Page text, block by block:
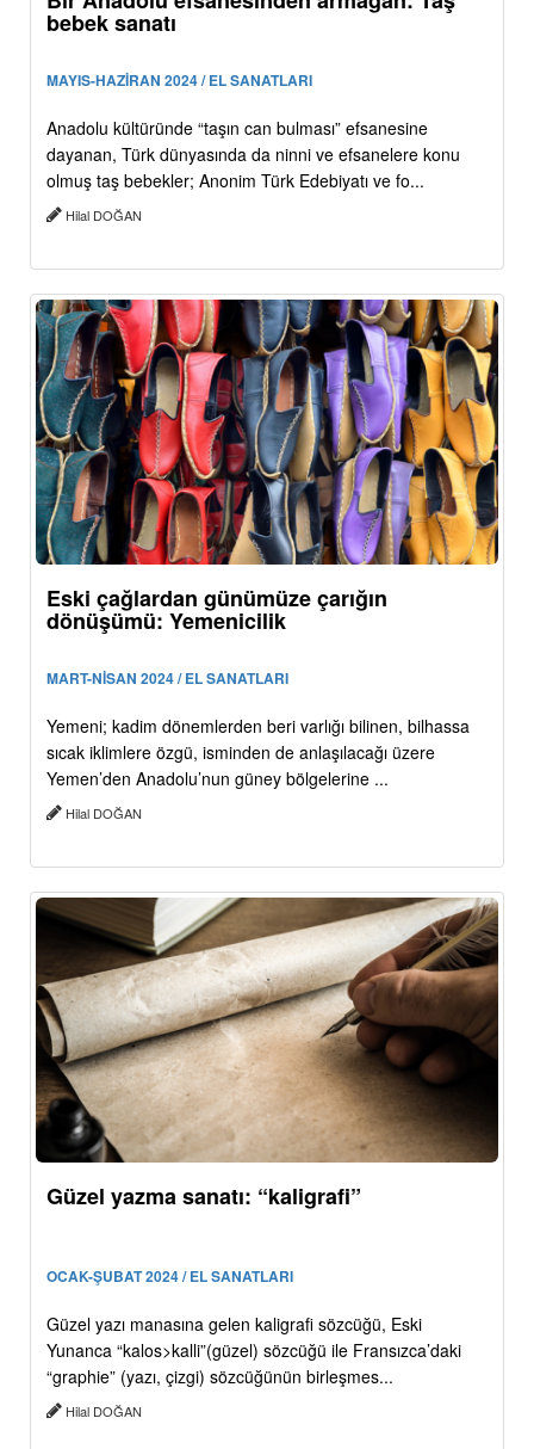
bebek sanatı
MAYIS-HAZİRAN 2024 / EL SANATLARI
Anadolu kültüründe “taşın can bulması” efsanesine
dayanan, Türk dünyasında da ninni ve efsanelere konu
olmuş taş bebekler; Anonim Türk Edebiyatı ve fo...
Hilal DOĞAN
Eski çağlardan günümüze çarığın
dönüşümü: Yemenicilik
MART-NİSAN 2024 / EL SANATLARI
Yemeni; kadim dönemlerden beri varlığı bilinen, bilhassa
sıcak iklimlere özgü, isminden de anlaşılacağı üzere
Yemen’den Anadolu’nun güney bölgelerine ...
Hilal DOĞAN
Güzel yazma sanatı: “kaligrafi”
OCAK-ŞUBAT 2024 / EL SANATLARI
Güzel yazı manasına gelen kaligrafi sözcüğü, Eski
Yunanca “kalos>kalli”(güzel) sözcüğü ile Fransızca’daki
“graphie” (yazı, çizgi) sözcüğünün birleşmes...
Hilal DOĞAN